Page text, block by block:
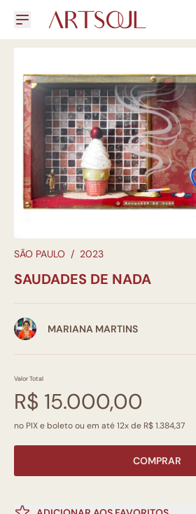
SÃO PAULO / 2023
SAUDADES DE NADA
MARIANA MARTINS
Valor Total
R$ 15.000,00
no PIX e boleto ou em até 12x de R$ 1.384,37
COMPRAR